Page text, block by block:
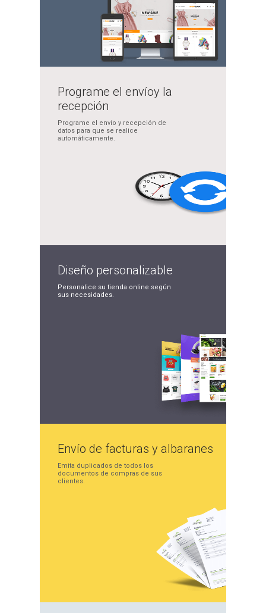
Programe el envíoy la
recepción
Programe el envío y recepción de
datos para que se realice
automáticamente.
Diseño personalizable
Personalice su tienda online según
sus necesidades.
Envío de facturas y albaranes
Emita duplicados de todos los
documentos de compras de sus
clientes.